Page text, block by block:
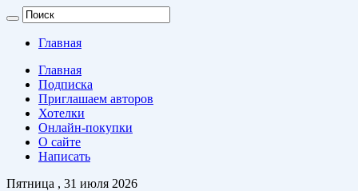
Главная
Главная
Подписка
Приглашаем авторов
Хотелки
Онлайн-покупки
О сайте
Написать
Пятница , 31 июля 2026